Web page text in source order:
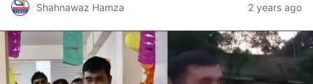
Shahnawaz Hamza 2 years ago